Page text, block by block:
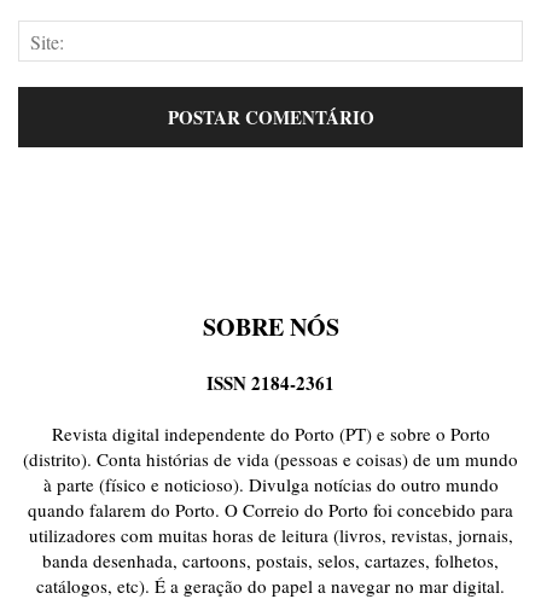
SOBRE NÓS
ISSN 2184-2361
Revista digital independente do Porto (PT) e sobre o Porto
(distrito). Conta histórias de vida (pessoas e coisas) de um mundo
à parte (físico e noticioso). Divulga notícias do outro mundo
quando falarem do Porto. O Correio do Porto foi concebido para
utilizadores com muitas horas de leitura (livros, revistas, jornais,
banda desenhada, cartoons, postais, selos, cartazes, folhetos,
catálogos, etc). É a geração do papel a navegar no mar digital.